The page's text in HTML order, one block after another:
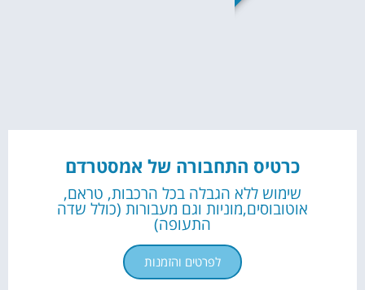
כרטיס התחבורה של אמסטרדם
שימוש ללא הגבלה בכל הרכבות, טראם,
אוטובוסים,מוניות וגם מעבורות (כולל שדה
התעופה)
לפרטים והזמנות